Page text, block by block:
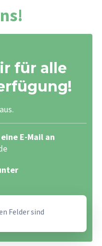
für alle
E-Mail an
Felder sind